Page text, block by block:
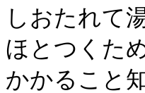
しおたれて
ほとつくた
かかること